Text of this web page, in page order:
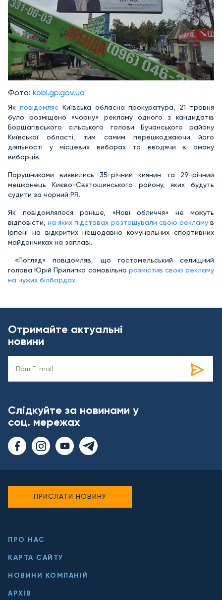
Фото: kobl.gp.gov.ua
Як повідомляє Київська обласна прокуратура, 21 травня
було розміщено «чорну» рекламу одного з кандидатів
Борщагівського сільського голови Бучанського району
Київської області, тим самим перешкоджаючи його
діяльності у місцевих виборах та вводячи в оману
виборців.
Порушниками виявились 35-річний киянин та 29-річний
мешканець Києво-Святошинського району, яких будуть
судити за чорний PR.
Як повідомлялося раніше, «Нові обличчя» не можуть
відповісти,на яких підставах розташували свою рекламув
Ірпені на відкритих нещодавно комунальних спортивних
майданчиках на заплаві.
«Погляд» повідомляв, що гостомельський селищний
голова Юрій Прилипко самовільно розмістив свою рекламу
на чужих білбордах.
Отримайте актуальні
новини
Слідкуйте за новинами у
соц. мережах
ПРО НАС
КАРТА САЙТУ
НОВИНИ КОМПАНІЙ
АРХІВ
ПРИСЛАТИ НОВИНУ